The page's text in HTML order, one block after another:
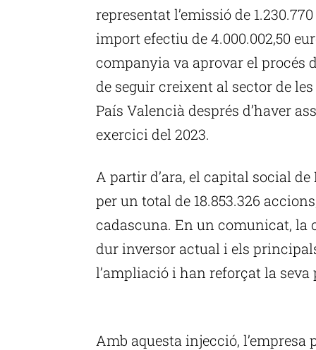
representat l’emissió de
import efectiu de 4.000.002,50
companyia va aprovar el procés
de seguir creixent al sector de
País Valencià després d’haver
exercici del 2023.
A partir d’ara, el capital social
per un total de 18.853.326
cadascuna. En un comunicat,
dur inversor actual i els
l’ampliació i han reforçat la seva
Amb aquesta injecció,